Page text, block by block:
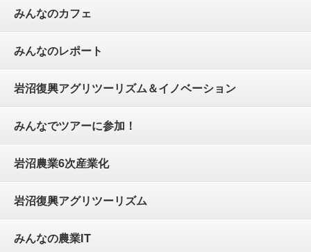
みんなのカフェ
みんなのレポート
岩沼復興アグリツーリズム＆イノベーション
みんなでツアーに参加！
岩沼農業6次産業化
岩沼復興アグリツーリズム
みんなの農業IT